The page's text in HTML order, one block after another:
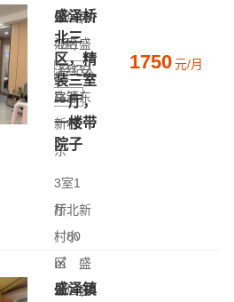
中层(共
4层)
经纪人
房源
泽 - 吴
江区盛
泽红安
路镇东
新村
东
盛泽桥
北三
区，精
装三室
一厅，
一楼带
院子
3室1
厅
|
80
㎡
|
低层(共
桥北新
村小
区
盛
泽 - 盛
1750元/月
盛泽镇